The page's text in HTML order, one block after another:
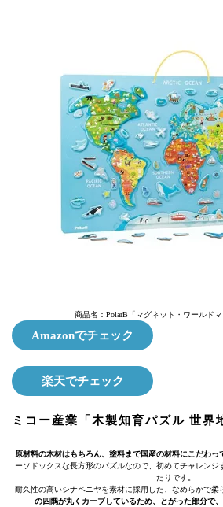
商品名：PolarB「マグネット・ワールドマ
Amazonでチェック
楽天でチェック
ミコー産業「木製知育パズル 世界
原材料の木材はもちろん、塗料まで国産の材料にこだわっ
ーソドックスな長方形のパズルなので、初めてチャレンジ
たりです。
耐久性の高いシナベニヤを素材に採用した、なめらかで柔
の四隅が丸くカーブしているため、とがった部分で